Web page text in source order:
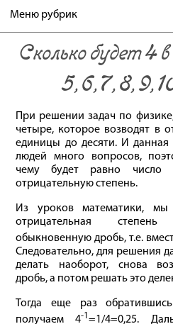
Меню рубрик
Сколько будет 4
5, 6, 7, 8, 9,
При решении задач по
четыре, которое возводят в
единицы до десяти. И данная
людей много вопросов,
чему будет равно число
отрицательную степень.
Из уроков математики,
отрицательная
обыкновенную дробь, т.е.
Следовательно, для решения
делать наоборот, снова
дробь, а потом решать это
Тогда еще раз
получаем 4-1 =1/4=0,25.